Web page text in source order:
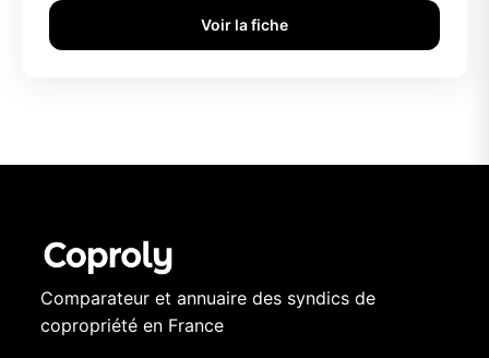
Voir la fiche
Comparateur et annuaire des syndics de
copropriété en France